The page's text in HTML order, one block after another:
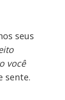
seus
você
sente.